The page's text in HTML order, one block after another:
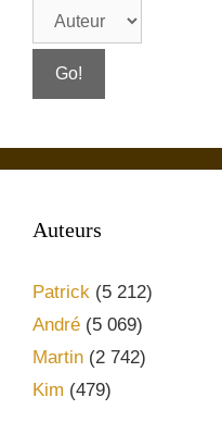
Auteurs
Patrick (5 212)
André (5 069)
Martin (2 742)
Kim (479)